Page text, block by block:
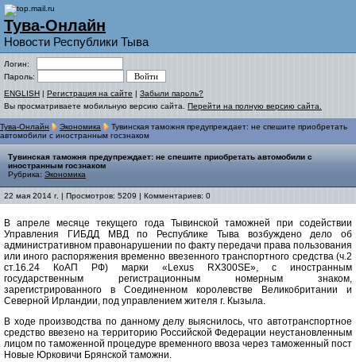
Тува-Онлайн
Новости Республики Тыва
Логин:
Пароль:
ENGLISH | Регистрация на сайте | Забыли пароль?
Вы просматриваете мобильную версию сайта. Перейти на полную версию сайта.
Тува-Онлайн Экономика
Тувинская таможня предупреждает: не спешите приобретать
автомобили с иностранным госзнаком
Тувинская таможня предупреждает: не спешите приобретать автомобили с
иностранным госзнаком
Рубрика: Экономика
22 мая 2014 г. | Просмотров: 5209 | Комментариев: 0
В апреле месяце текущего года Тывинской таможней при содействии
Управления ГИБДД МВД по Республике Тыва возбуждено дело об
административном правонарушении по факту передачи права пользования
или иного распоряжения временно ввезенного транспортного средства (ч.2
ст.16.24 КоАП РФ) марки «Lexus RX300SE», с иностранным
государственным регистрационным номерным знаком,
зарегистрированного в Соединенном королевстве Великобритании и
Северной Ирландии, под управлением жителя г. Кызыла.
В ходе производства по данному делу выяснилось, что автотранспортное
средство ввезено на территорию Российской Федерации неустановленным
лицом по таможенной процедуре временного ввоза через таможенный пост
Новые Юрковичи Брянской таможни.